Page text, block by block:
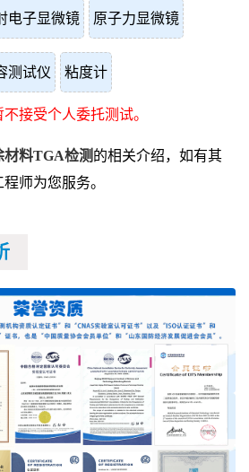
电子显微镜 原子力显微镜
测试仪 粘度计
接受个人委托测试。
材料TGA检测 的相关介绍，如有其
师为您服务。